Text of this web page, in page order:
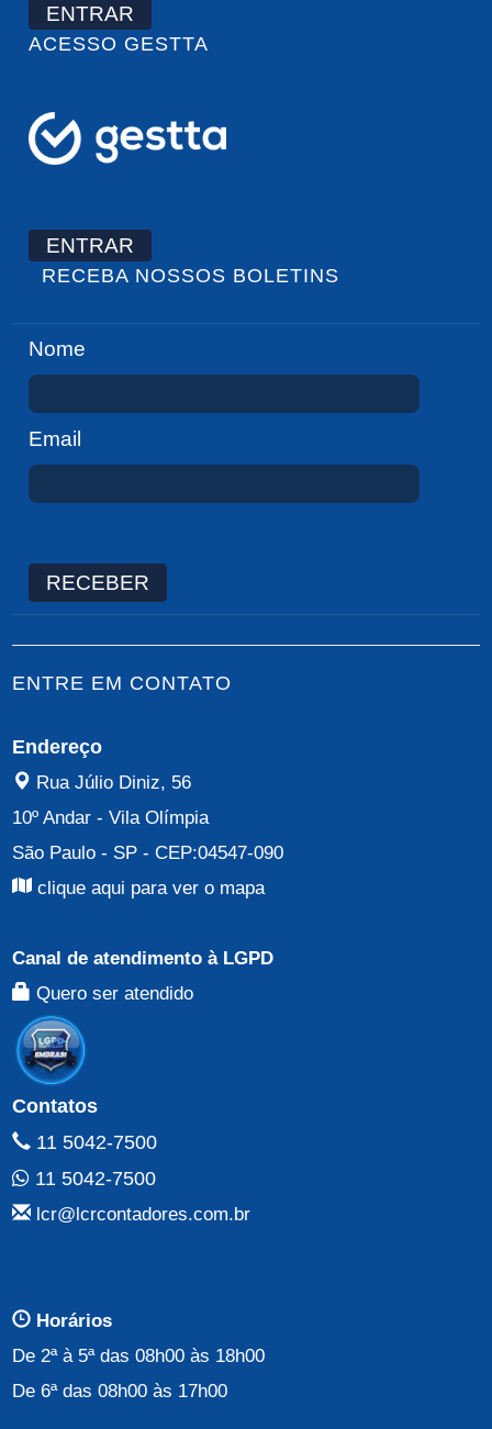
ENTRAR
ACESSO GESTTA
ENTRAR
RECEBA NOSSOS BOLETINS
Nome
Email
RECEBER
ENTRE EM CONTATO
Endereço
Rua Júlio Diniz, 56
10º Andar -Vila Olímpia
São Paulo - SP - CEP:04547-090
clique aqui para ver o mapa
Canal de atendimento à LGPD
Quero ser atendido
Contatos
11 5042-7500
11 5042-7500
lcr@lcrcontadores.com.br
Horários
De 2ª à 5ª das 08h00 às 18h00
De 6ª das 08h00 às 17h00